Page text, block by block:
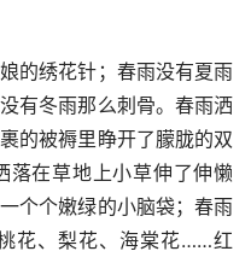
绣花针；春雨没有夏雨
有冬雨那么刺骨。春雨洒
的被褥里睁开了朦胧的双
落在草地上小草伸了伸懒
个个嫩绿的小脑袋；春雨
花、梨花、海棠花……红